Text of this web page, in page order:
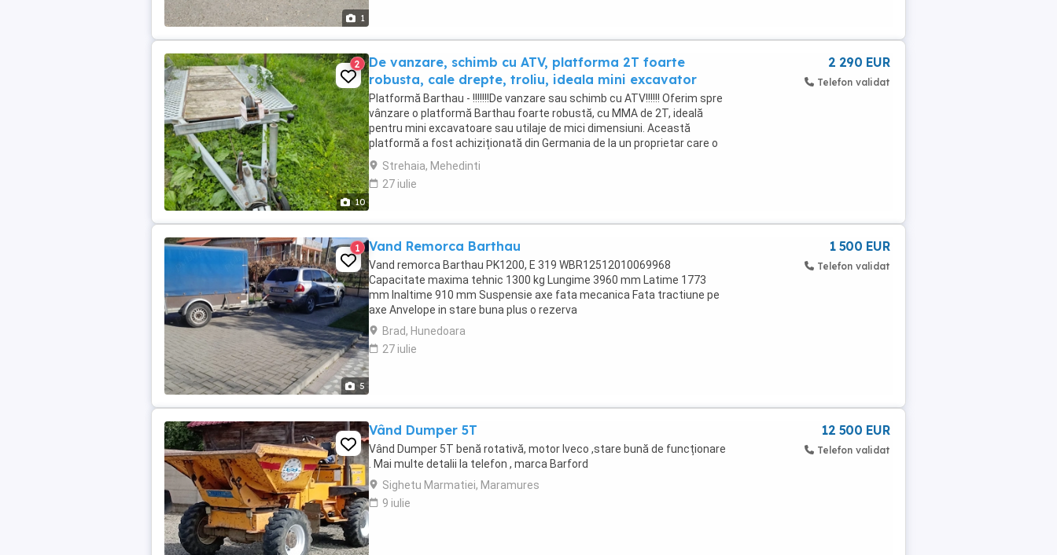
1
10
2
De vanzare, schimb cu ATV, platforma 2T foarte
robusta, cale drepte, troliu, ideala mini excavator
Platformă Barthau - !!!!!!!De vanzare sau schimb cu ATV!!!!!! Oferim spre
vânzare o platformă Barthau foarte robustă, cu MMA de 2T, ideală
pentru mini excavatoare sau utilaje de mici dimensiuni. Această
platformă a fost achiziționată din Germania de la un proprietar care o
folosea pentru transportul ...
Strehaia, Mehedinti
27 iulie
2 290 EUR
Telefon validat
5
1 Vand Remorca Barthau
Vand remorca Barthau PK1200, E 319 WBR12512010069968
Capacitate maxima tehnic 1300 kg Lungime 3960 mm Latime 1773
mm Inaltime 910 mm Suspensie axe fata mecanica Fata tractiune pe
axe Anvelope in stare buna plus o rezerva
Brad, Hunedoara
27 iulie
1 500 EUR
Telefon validat
Vând Dumper 5T
Vând Dumper 5T benă rotativă, motor Iveco ,stare bună de funcționare
. Mai multe detalii la telefon , marca Barford
Sighetu Marmatiei, Maramures
9 iulie
12 500 EUR
Telefon validat